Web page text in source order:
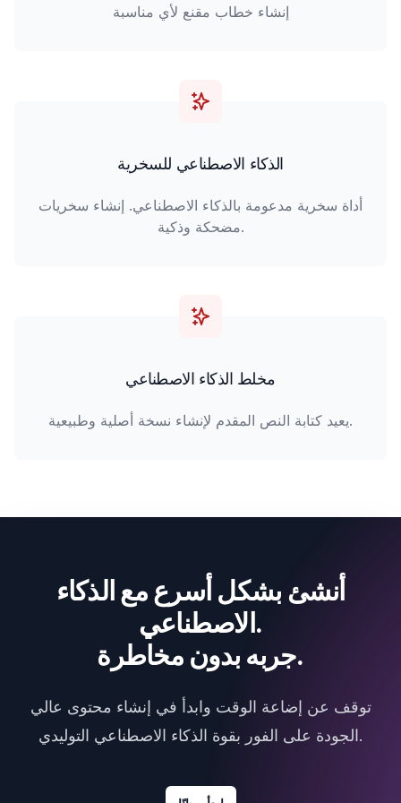
إنشاء خطاب مقنع لأي مناسبة
الذكاء الاصطناعي للسخرية
أداة سخرية مدعومة بالذكاء الاصطناعي. إنشاء سخريات
مضحكة وذكية.
مخلط الذكاء الاصطناعي
يعيد كتابة النص المقدم لإنشاء نسخة أصلية وطبيعية.
أنشئ بشكل أسرع مع الذكاء
الاصطناعي.
جربه بدون مخاطرة.
توقف عن إضاعة الوقت وابدأ في إنشاء محتوى عالي
الجودة على الفور بقوة الذكاء الاصطناعي التوليدي.